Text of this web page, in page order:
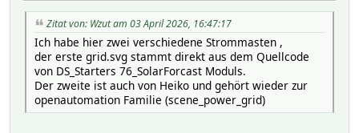
Zitat von: Wzut am 03 April 2026, 16:47:17
Ich habe hier zwei verschiedene Strommasten ,
der erste grid.svg stammt direkt aus dem Quellcode
von DS_Starters 76_SolarForcast Moduls.
Der zweite ist auch von Heiko und gehört wieder zur
openautomation Familie (scene_power_grid)